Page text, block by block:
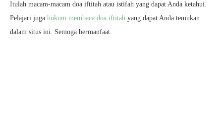
Itulah macam-macam doa iftitah atau istifah yang dapat Anda ketahui.
Pelajari juga hukum membaca doa iftitah yang dapat Anda temukan
dalam situs ini. Semoga bermanfaat.